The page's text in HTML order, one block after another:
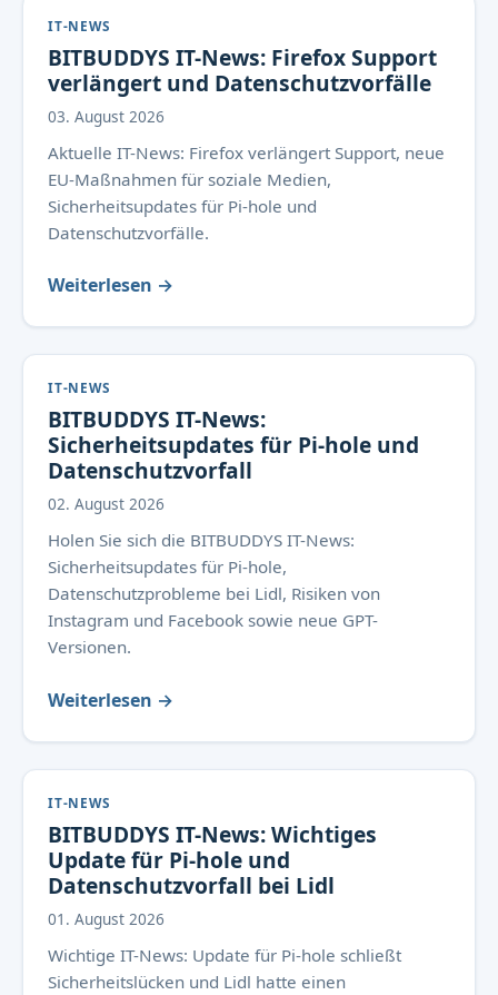
IT-NEWS
BITBUDDYS IT-News: Firefox Support
verlängert und Datenschutzvorfälle
03. August 2026
Aktuelle IT-News: Firefox verlängert Support, neue
EU-Maßnahmen für soziale Medien,
Sicherheitsupdates für Pi-hole und
Datenschutzvorfälle.
Weiterlesen →
IT-NEWS
BITBUDDYS IT-News:
Sicherheitsupdates für Pi-hole und
Datenschutzvorfall
02. August 2026
Holen Sie sich die BITBUDDYS IT-News:
Sicherheitsupdates für Pi-hole,
Datenschutzprobleme bei Lidl, Risiken von
Instagram und Facebook sowie neue GPT-
Versionen.
Weiterlesen →
IT-NEWS
BITBUDDYS IT-News: Wichtiges
Update für Pi-hole und
Datenschutzvorfall bei Lidl
01. August 2026
Wichtige IT-News: Update für Pi-hole schließt
Sicherheitslücken und Lidl hatte einen